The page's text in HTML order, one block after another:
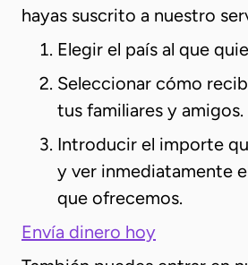
hayas suscrito a nuestro
Elegir el país al que
Seleccionar cómo
tus familiares y amigos.
Introducir el importe
y ver inmediatamente
que ofrecemos.
Envía dinero hoy